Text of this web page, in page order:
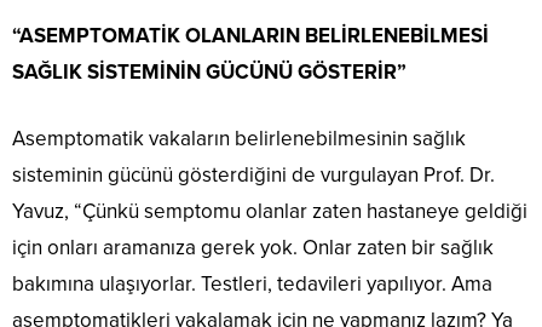
“ASEMPTOMATİK OLANLARIN BELİRLENEBİLMESİ
SAĞLIK SİSTEMİNİN GÜCÜNÜ GÖSTERİR”
Asemptomatik vakaların belirlenebilmesinin sağlık
sisteminin gücünü gösterdiğini de vurgulayan Prof. Dr.
Yavuz, “Çünkü semptomu olanlar zaten hastaneye geldiği
için onları aramanıza gerek yok. Onlar zaten bir sağlık
bakımına ulaşıyorlar. Testleri, tedavileri yapılıyor. Ama
asemptomatikleri yakalamak için ne yapmanız lazım? Ya